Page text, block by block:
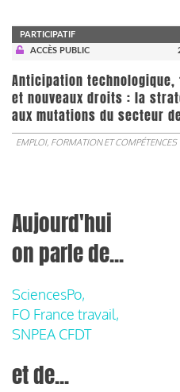
PARTICIPATIF
ACCÈS PUBLIC
Anticipation
et nouveaux droits : la
aux mutations du secteur
EMPLOI, FORMATION ET COMPÉTENCES
Aujourd'hui
on parle de...
SciencesPo,
FO France travail,
SNPEA CFDT
et de...